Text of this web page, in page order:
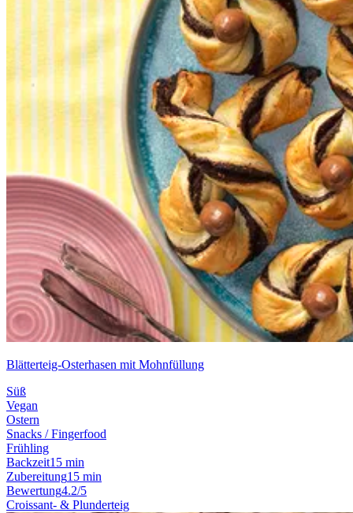
Blätterteig-Osterhasen mit Mohnfüllung
Süß
Vegan
Ostern
Snacks / Fingerfood
Frühling
Backzeit15 min
Zubereitung15 min
Bewertung4.2/5
Croissant- & Plunderteig